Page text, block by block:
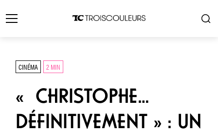
CINÉMA 2 MIN
« CHRISTOPHE…
DÉFINITIVEMENT » : UN